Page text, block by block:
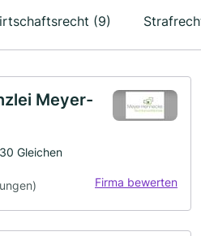
(9)
Meyer-
Gleichen
Firma bewerten